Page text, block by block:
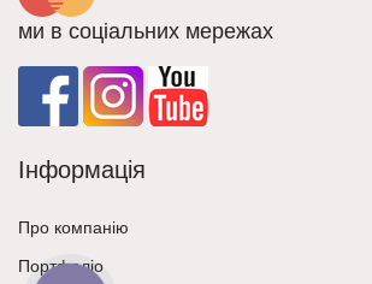
ми в соціальних мережах
Інформація
Про компанію
Портфоліо